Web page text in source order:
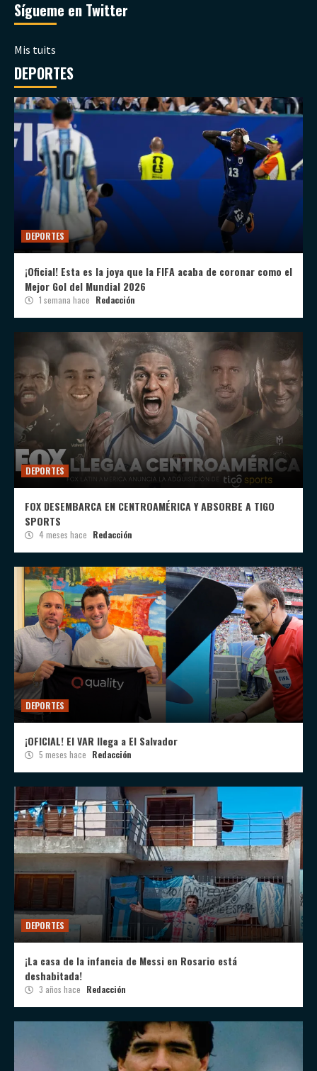
Sígueme en Twitter
Mis tuits
DEPORTES
DEPORTES
¡Oficial! Esta es la joya que la FIFA acaba de coronar como el
Mejor Gol del Mundial 2026
1 semana hace Redacción
DEPORTES
FOX DESEMBARCA EN CENTROAMÉRICA Y ABSORBE A TIGO
SPORTS
4 meses hace Redacción
DEPORTES
¡OFICIAL! El VAR llega a El Salvador
5 meses hace Redacción
DEPORTES
¡La casa de la infancia de Messi en Rosario está
deshabitada!
3 años hace Redacción